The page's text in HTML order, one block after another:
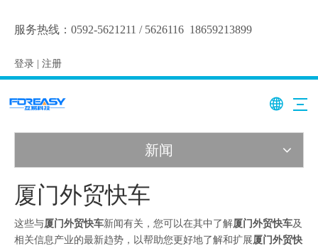
服务热线： 0592-5621211 / 5626116 18659213899
登录 注册
新闻
厦门外贸快车
这些与厦门外贸快车新闻有关，您可以在其中了解厦门外贸快车及
相关信息产业的最新趋势，以帮助您更好地了解和扩展厦门外贸快